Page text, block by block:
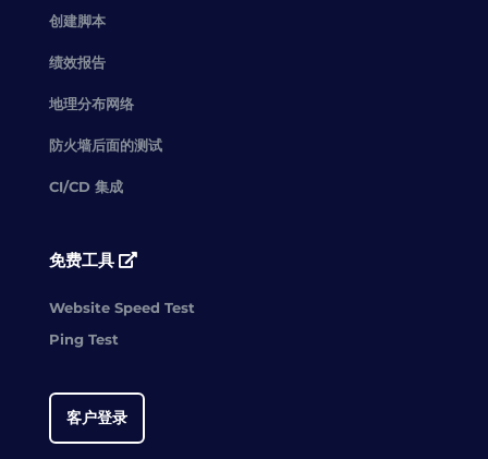
创建脚本
绩效报告
地理分布网络
防火墙后面的测试
CI/CD 集成
免费工具
Website Speed Test
Ping Test
客户登录